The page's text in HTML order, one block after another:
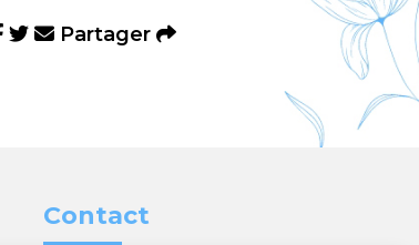
Partager
Contact